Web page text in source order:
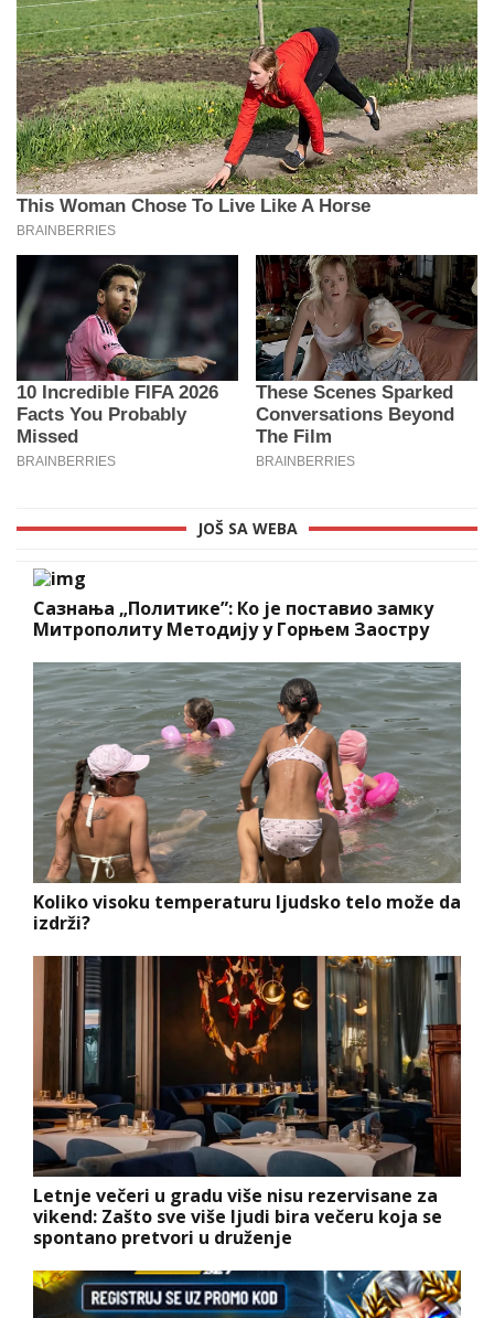
JOŠ SA WEBA
Сазнања „Политике”: Ко је поставио замку
Митрополиту Методију у Горњем Заостру
Koliko visoku temperaturu ljudsko telo može da
izdrži?
Letnje večeri u gradu više nisu rezervisane za
vikend: Zašto sve više ljudi bira večeru koja se
spontano pretvori u druženje